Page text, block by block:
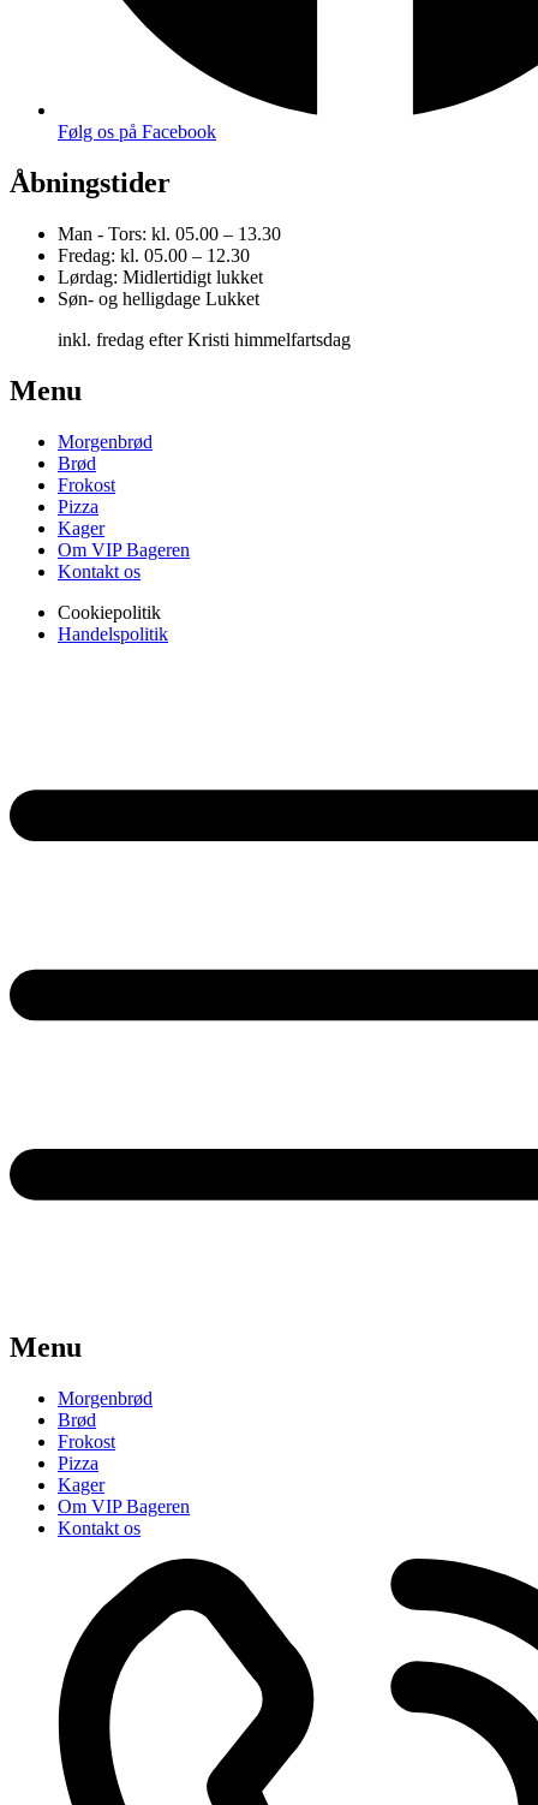
Følg os på Facebook
Åbningstider
Man - Tors: kl. 05.00 – 13.30
Fredag: kl. 05.00 – 12.30
Lørdag: Midlertidigt lukket
Søn- og helligdage Lukket
inkl. fredag efter Kristi himmelfartsdag
Menu
Morgenbrød
Brød
Frokost
Pizza
Kager
Om VIP Bageren
Kontakt os
Cookiepolitik
Handelspolitik
Menu
Morgenbrød
Brød
Frokost
Pizza
Kager
Om VIP Bageren
Kontakt os